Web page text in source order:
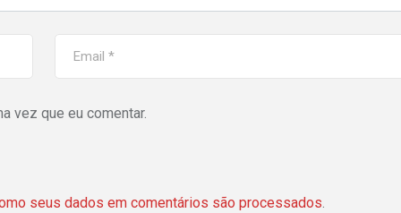
vez que eu comentar.
seus dados em comentários são processados.